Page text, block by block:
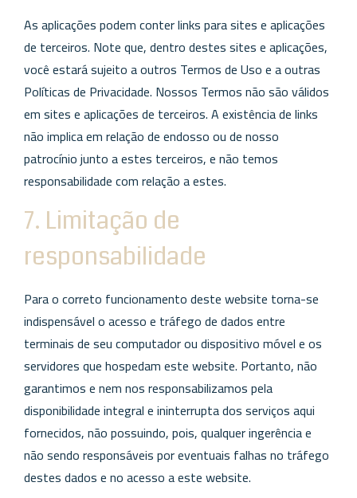
As aplicações podem conter links para sites e aplicações
de terceiros. Note que, dentro destes sites e aplicações,
você estará sujeito a outros Termos de Uso e a outras
Políticas de Privacidade. Nossos Termos não são válidos
em sites e aplicações de terceiros. A existência de links
não implica em relação de endosso ou de nosso
patrocínio junto a estes terceiros, e não temos
responsabilidade com relação a estes.
7. Limitação de
responsabilidade
Para o correto funcionamento deste website torna-se
indispensável o acesso e tráfego de dados entre
terminais de seu computador ou dispositivo móvel e os
servidores que hospedam este website. Portanto, não
garantimos e nem nos responsabilizamos pela
disponibilidade integral e ininterrupta dos serviços aqui
fornecidos, não possuindo, pois, qualquer ingerência e
não sendo responsáveis por eventuais falhas no tráfego
destes dados e no acesso a este website.